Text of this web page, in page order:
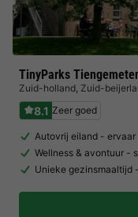
TinyParks
Zuid-holland, Zuid-
8.1 Zeer goed
Autovrij eiland - ervaar
Wellness & avontuur -
Unieke gezinsmaaltijd